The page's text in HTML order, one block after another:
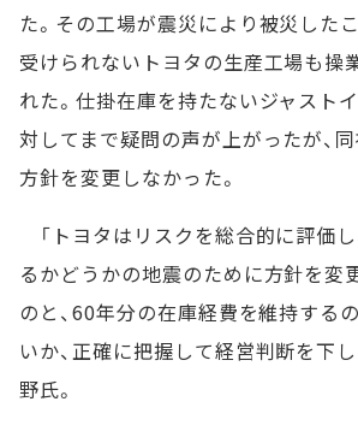
た。その工場が震災により被災した
受けられないトヨタの生産工場も操
れた。仕掛在庫を持たないジャスト
対してまで疑問の声が上がったが、
方針を変更しなかった。
「トヨタはリスクを総合的に評価
るかどうかの地震のために方針を変
のと、60年分の在庫経費を維持する
いか、正確に把握して経営判断を下
野氏。